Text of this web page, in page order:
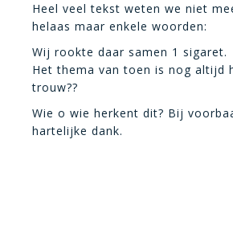
Heel veel tekst weten we niet
helaas maar enkele woorden:
Wij rookte daar samen 1 sigaret.
Het thema van toen is nog altijd
trouw??
Wie o wie herkent dit? Bij
hartelijke dank.